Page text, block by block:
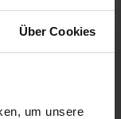
Über Cookies
um unsere
39